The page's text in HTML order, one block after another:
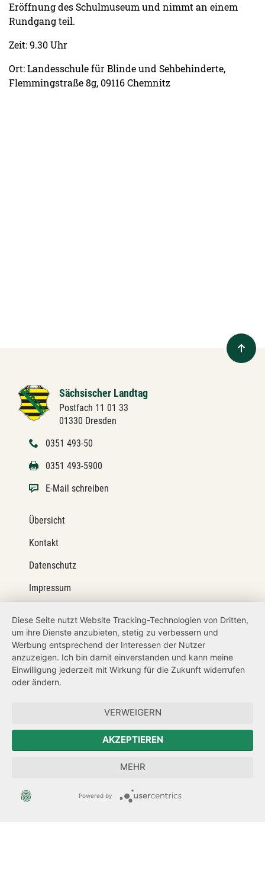
Eröffnung des Schulmuseum und nimmt an einem
Rundgang teil.
Zeit: 9.30 Uhr
Ort: Landesschule für Blinde und Sehbehinderte,
Flemmingstraße 8g, 09116 Chemnitz
Sächsischer Landtag
Postfach 11 01 33
01330 Dresden
0351 493-50
0351 493-5900
E-Mail schreiben
Übersicht
Kontakt
Datenschutz
Impressum
Netiquette
Transparenzanspruch
Hinweisgeberschutz
Forum Mitteleuropa
Der Sächsische Integrationsbeauftragte
Sächsische Landesbeauftragte zur Aufarbeitung der SED-
Diese Seite nutzt Website Tracking-Technologien von Dritten,
um ihre Dienste anzubieten, stetig zu verbessern und
Werbung entsprechend der Interessen der Nutzer
anzuzeigen. Ich bin damit einverstanden und kann meine
Einwilligung jederzeit mit Wirkung für die Zukunft widerrufen
oder ändern.
VERWEIGERN
AKZEPTIEREN
MEHR
Powered by